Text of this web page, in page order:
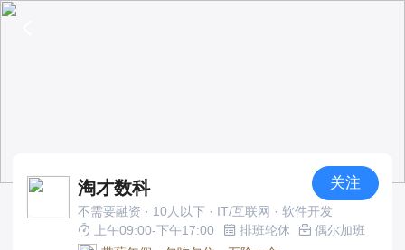
淘才数科 关注
不需要融资 · 10人以下 · IT/互联网 · 软件开发
上午09:00-下午17:00
排班轮休
偶尔加班